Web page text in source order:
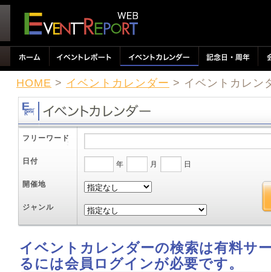
HOME > イベントカレンダー > イベントカレン
フリーワード
日付 年 月 日
開催地
ジャンル
イベントカレンダーの検索は有料サ
るには会員ログインが必要です。